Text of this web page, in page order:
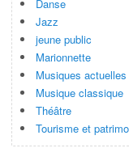
Danse
Jazz
jeune public
Marionnette
Musiques actuelles
Musique classique
Théâtre
Tourisme et